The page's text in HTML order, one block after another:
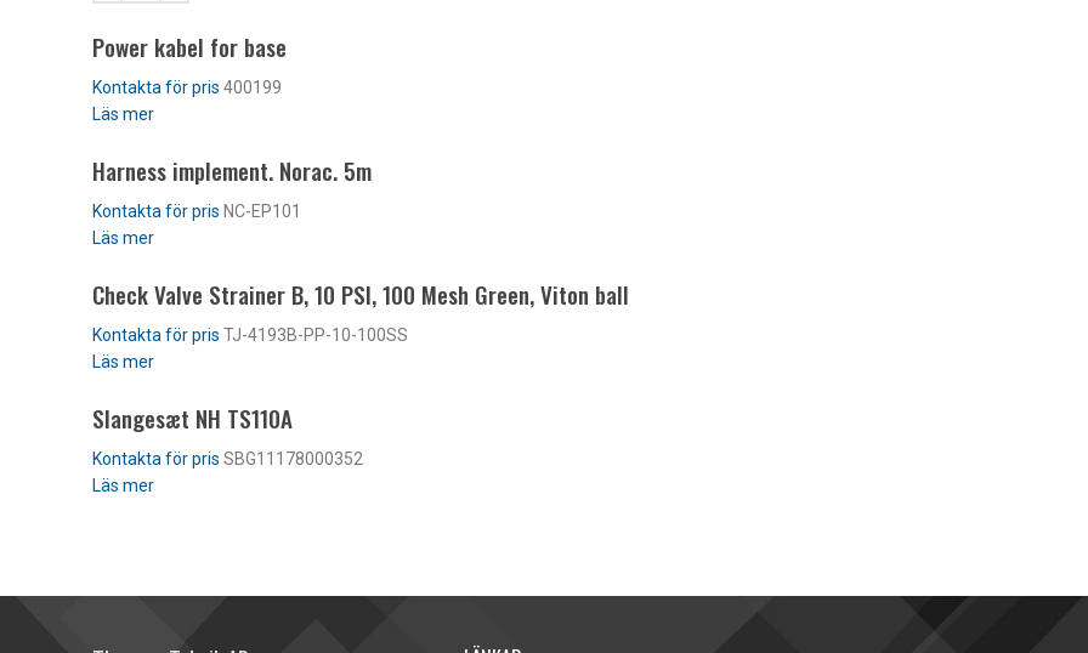
Power kabel for base
400199
Läs mer
Harness implement. Norac. 5m
NC-EP101
Läs mer
Check Valve Strainer B, 10 PSI, 100 Mesh Green, Viton ball
TJ-4193B-PP-10-100SS
Läs mer
Slangesæt NH TS110A
SBG11178000352
Läs mer